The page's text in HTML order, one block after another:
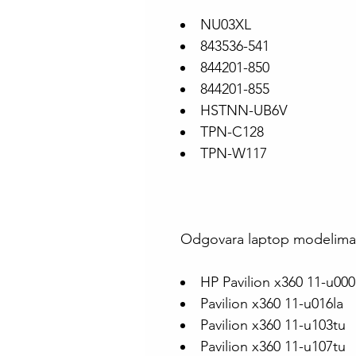
NU03XL
843536-541
844201-850
844201-855
HSTNN-UB6V
TPN-C128
TPN-W117
Odgovara laptop modelima
HP Pavilion x360 11-u000
Pavilion x360 11-u016la
Pavilion x360 11-u103tu
Pavilion x360 11-u107tu